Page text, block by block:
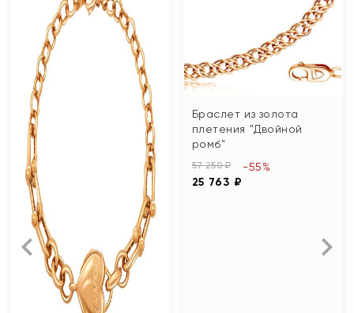
Браслет из золота
плетения "Двойной
ромб"
57 250 ₽
25 763 ₽
-55%